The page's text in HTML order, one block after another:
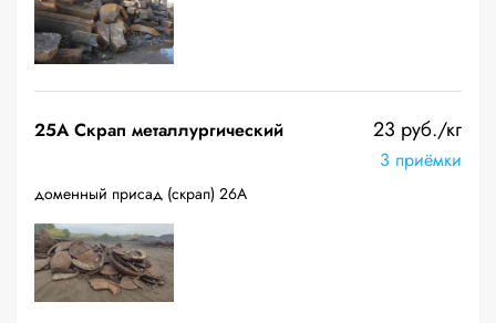
25A Скрап металлургический 23 руб./кг
3 приёмки
доменный присад (скрап) 26А